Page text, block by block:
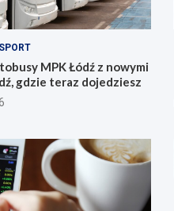
MPK Łódź z nowymi
gdzie teraz dojedziesz